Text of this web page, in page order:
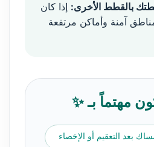
بالقطط الأخرى: إذا كان
آمنة وأماكن مرتفعة
مهتماً بـ ✨
بعد التعقيم أو الإخصاء